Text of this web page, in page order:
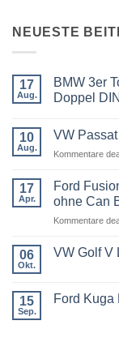
NEUESTE
17
Aug.
BMW 3er
Doppel DIN
zu
3er
Radio
Tausch
1
DIN
DIN
10
Aug.
VW
Kommentare
17
Apr.
Ford
ohne Can
Kommentare
06
Okt.
VW Golf V
VW
15
Sep.
Ford Kuga